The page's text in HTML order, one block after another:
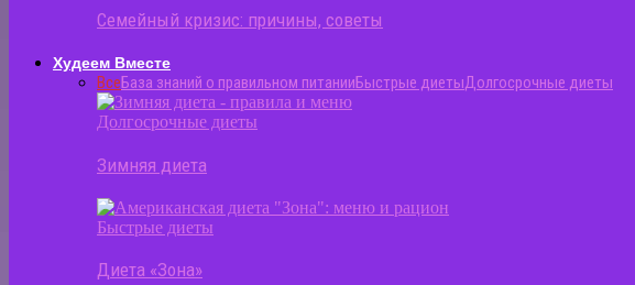
Семейный кризис: причины, советы
Худеем Вместе
ВсеБаза знаний о правильном питанииБыстрые диетыДолгосрочные диеты
Долгосрочные диеты
Зимняя диета
Быстрые диеты
Диета «Зона»